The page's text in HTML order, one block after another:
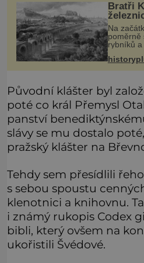
Bratři
Na
poměrně
rybníků
troufnou
40 let
třetinu
Původní klášter byl
poté co král Přemysl
panství
slávy se mu dostalo
pražský klášter na
Tehdy sem přesídlili
s sebou spoustu
klenotnici a knihovnu.
i známý rukopis Codex
bibli, který ovšem na
ukořistili Švédové.